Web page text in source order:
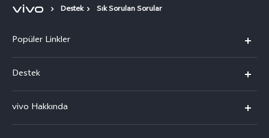
Destek Sık Sorulan Sorular
Popüler Linkler
vivo X300
vivo V60 5G
Destek
Yetkili Servis Noktalarımız
vivo Hakkında